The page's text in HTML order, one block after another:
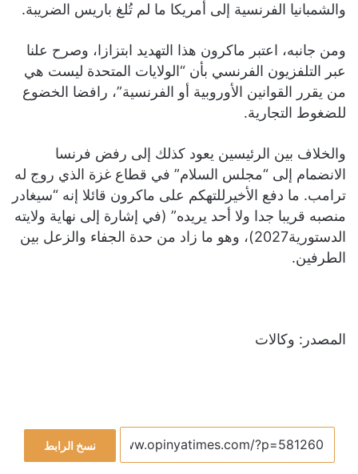
والشمبانيا الفرنسية إلى أمريكا ما لم تُلغ باريس الضريبة.
ومن جانبه، اعتبر ماكرون هذا التهديد ابتزازا، وصرح علنا
عبر التلفزيون الفرنسي بأن “الولايات المتحدة ليست هي
من يقرر القوانين الأوروبية أو الفرنسية”، رافضا الخضوع
للضغوط التجارية.
والخلاف بين الرئيسين يعود كذلك إلى رفض فرنسا
الانضمام إلى “مجلس السلام” في قطاع غزة الذي روج له
ترامب. ما دفع الأخيرللتهكم على ماكرون قائلا إنه “سيغادر
منصبه قريبا جدا ولا أحد يريده” (في إشارة إلى نهاية ولايته
الدستورية2027)، وهو ما زاد من حدة الجفاء والزعل بين
الطرفين.
المصدر: وكالات
نسخ الرابط